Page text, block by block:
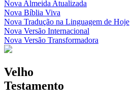
Nova Almeida Atualizada
Nova Bíblia Viva
Nova Tradução na Linguagem de Hoje
Nova Versão Internacional
Nova Versão Transformadora
Velho
Testamento